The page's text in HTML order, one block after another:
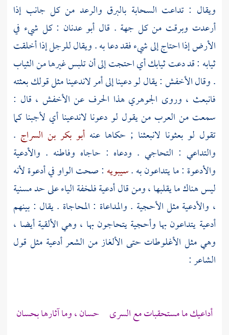
ويقال : تداعت السحابة بالبرق والرعد من كل جانب إذا
أرعدت وبرقت من كل جهة . قال أبو عدنان : كل شيء في
الأرض إذا احتاج إلى شيء فقد دعا به . ويقال للرجل إذا أخلقت
ثيابه : قد دعت ثيابك أي احتجت إلى أن تلبس غيرها من الثياب
. وقالالأخفش: يقال لو دعينا إلى أمر لاندعينا مثل قولك بعثته
فانبعث ، وروى الجوهريهذا الحرف عن الأخفش ، قال :
سمعت من العرب من يقول لو دعونا لاندعينا أي لأجبنا كما
تقول لو بعثونا لانبعثنا ; حكاها عنه أبو بكر بن السراج .
والتداعي : التحاجي . ودعاه : حاجاه وفاطنه . والأدعية
والأدعوة : ما يتداعون به .سيبويه : صحت الواو في أدعوة لأنه
ليس هناك ما يقلبها ، ومن قال أدعية فلخفة الياء على حد مسنية
، والأدعية مثل الأحجية . والمداعاة : المحاجاة . يقال : بينهم
أدعية يتداعون بها وأحجية يتحاجون بها ، وهي الألقية أيضا ،
وهي مثل الأغلوطات حتى الألغاز من الشعر أدعية مثل قول
الشاعر :
أداعيك ما مستحقبات مع السرى حسان ، وما آثارها بحسان